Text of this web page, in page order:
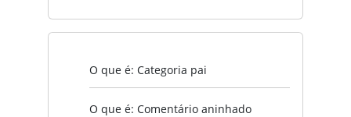
O que é: Categoria pai
O que é: Comentário aninhado